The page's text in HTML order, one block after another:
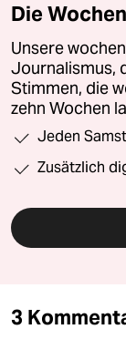
Die
Unsere
Journalismus,
Stimmen, die
zehn Wochen
Jeden
Zusätzlich
3